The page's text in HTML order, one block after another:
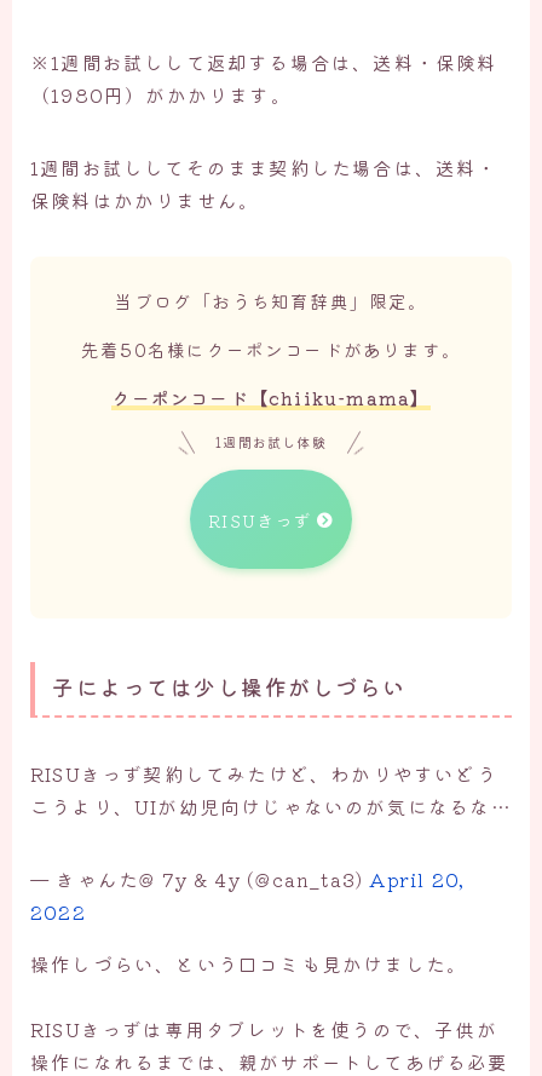
※1週間お試しして返却する場合は、送料・保険料
（1980円）がかかります。
1週間お試ししてそのまま契約した場合は、送料・
保険料はかかりません。
当ブログ「おうち知育辞典」限定。
先着50名様にクーポンコードがあります。
クーポンコード【chiiku-mama】
1週間お試し体験
RISUきっず
子によっては少し操作がしづらい
RISUきっず契約してみたけど、わかりやすいどう
こうより、UIが幼児向けじゃないのが気になるな…
— きゃんた@ 7y & 4y (@can_ta3) April 20,
2022
操作しづらい、という口コミも見かけました。
RISUきっずは専用タブレットを使うので、子供が
操作になれるまでは、親がサポートしてあげる必要